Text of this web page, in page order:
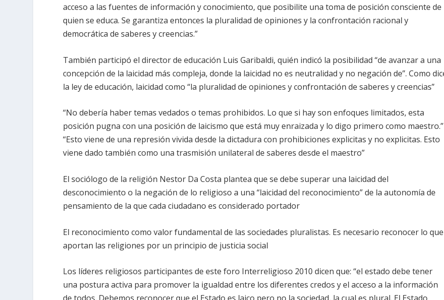
acceso a las fuentes de información y conocimiento, que posibilite una toma de posición consciente de
quien se educa. Se garantiza entonces la pluralidad de opiniones y la confrontación racional y
democrática de saberes y creencias.”
También participó el director de educación Luis Garibaldi, quién indicó la posibilidad “de avanzar a una
concepción de la laicidad más compleja, donde la laicidad no es neutralidad y no negación de”. Como
la ley de educación, laicidad como “la pluralidad de opiniones y confrontación de saberes y creencias”
“No debería haber temas vedados o temas prohibidos. Lo que si hay son enfoques limitados, esta
posición pugna con una posición de laicismo que está muy enraizada y lo digo primero como
“Esto viene de una represión vivida desde la dictadura con prohibiciones explicitas y no explicitas. Esto
viene dado también como una trasmisión unilateral de saberes desde el maestro”
El sociólogo de la religión Nestor Da Costa plantea que se debe superar una laicidad del
desconocimiento o la negación de lo religioso a una “laicidad del reconocimiento” de la autonomía de
pensamiento de la que cada ciudadano es considerado portador
El reconocimiento como valor fundamental de las sociedades pluralistas. Es necesario reconocer lo que
aportan las religiones por un principio de justicia social
Los líderes religiosos participantes de este foro Interreligioso 2010 dicen que: “el estado debe tener
una postura activa para promover la igualdad entre los diferentes credos y el acceso a la información